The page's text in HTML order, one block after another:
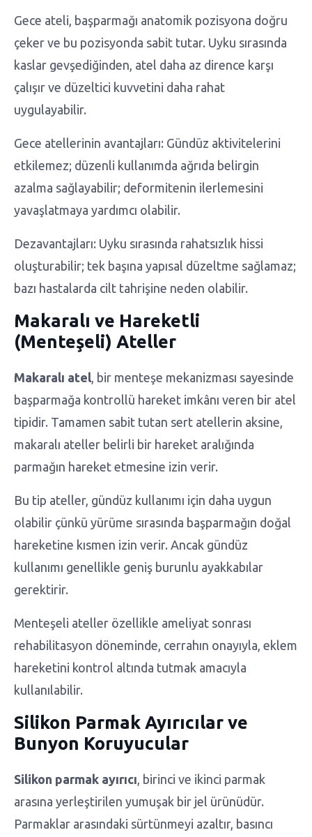
Gece ateli, başparmağı anatomik pozisyona doğru
çeker ve bu pozisyonda sabit tutar. Uyku sırasında
kaslar gevşediğinden, atel daha az dirence karşı
çalışır ve düzeltici kuvvetini daha rahat
uygulayabilir.
Gece atellerinin avantajları: Gündüz aktivitelerini
etkilemez; düzenli kullanımda ağrıda belirgin
azalma sağlayabilir; deformitenin ilerlemesini
yavaşlatmaya yardımcı olabilir.
Dezavantajları: Uyku sırasında rahatsızlık hissi
oluşturabilir; tek başına yapısal düzeltme sağlamaz;
bazı hastalarda cilt tahrişine neden olabilir.
Makaralı ve Hareketli
(Menteşeli) Ateller
Makaralı atel , bir menteşe mekanizması sayesinde
başparmağa kontrollü hareket imkânı veren bir atel
tipidir. Tamamen sabit tutan sert atellerin aksine,
makaralı ateller belirli bir hareket aralığında
parmağın hareket etmesine izin verir.
Bu tip ateller, gündüz kullanımı için daha uygun
olabilir çünkü yürüme sırasında başparmağın doğal
hareketine kısmen izin verir. Ancak gündüz
kullanımı genellikle geniş burunlu ayakkabılar
gerektirir.
Menteşeli ateller özellikle ameliyat sonrası
rehabilitasyon döneminde, cerrahın onayıyla, eklem
hareketini kontrol altında tutmak amacıyla
kullanılabilir.
Silikon Parmak Ayırıcılar ve
Bunyon Koruyucular
Silikon parmak ayırıcı , birinci ve ikinci parmak
arasına yerleştirilen yumuşak bir jel ürünüdür.
Parmaklar arasındaki sürtünmeyi azaltır, basıncı